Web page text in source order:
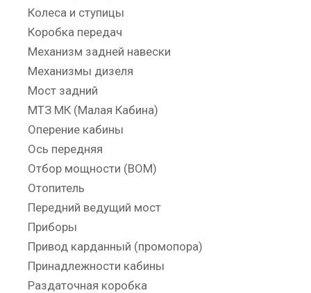
Колеса и ступицы
Коробка передач
Механизм задней навески
Механизмы дизеля
Мост задний
МТЗ МК (Малая Кабина)
Оперение кабины
Ось передняя
Отбор мощности (ВОМ)
Отопитель
Передний ведущий мост
Приборы
Привод карданный (промопора)
Принадлежности кабины
Раздаточная коробка